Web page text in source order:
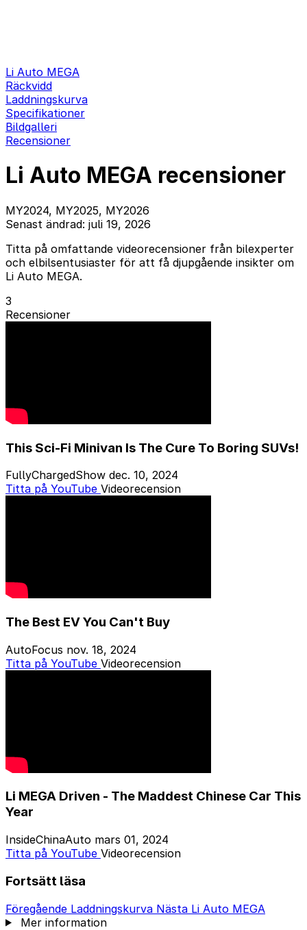
Li Auto MEGA
Räckvidd
Laddningskurva
Specifikationer
Bildgalleri
Recensioner
Li Auto MEGA recensioner
MY2024, MY2025, MY2026
Senast ändrad: juli 19, 2026
Titta på omfattande videorecensioner från bilexperter
och elbilsentusiaster för att få djupgående insikter om
Li Auto MEGA.
3
Recensioner
This Sci-Fi Minivan Is The Cure To Boring SUVs!
FullyChargedShow dec. 10, 2024
Titta på YouTube Videorecension
The Best EV You Can't Buy
AutoFocus nov. 18, 2024
Titta på YouTube Videorecension
Li MEGA Driven - The Maddest Chinese Car This
Year
InsideChinaAuto mars 01, 2024
Titta på YouTube Videorecension
Fortsätt läsa
Föregående Laddningskurva Nästa Li Auto MEGA
Mer information